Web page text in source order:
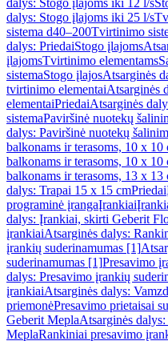
dalys: Stogo įlajoms iki 12 l/s
dalys: Stogo įlajoms iki 25 l/s
sistema d40–200Tvirtinimo
dalys: PriedaiStogo įlajoms
įlajomsTvirtinimo elementams
sistemaStogo įlajosAtsarginės
tvirtinimo elementaiAtsarginės
elementaiPriedaiAtsarginės
sistemaPaviršinė nuotekų
dalys: Paviršinė nuotekų
balkonams ir terasoms, 10 x 10
balkonams ir terasoms, 10 x 10
balkonams ir terasoms, 13 x 13
dalys: Trapai 15 x 15 cmPriedai
programinė įrangaĮrankiai
dalys: Įrankiai, skirti Geberit
įrankiaiAtsarginės dalys:
įrankių suderinamumas [1]
suderinamumas [1]Presavimo
dalys: Presavimo įrankių
įrankiaiAtsarginės dalys:
priemonėPresavimo prietaisai
Geberit MeplaAtsarginės
MeplaRankiniai presavimo